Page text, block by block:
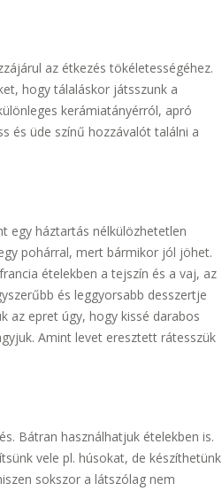
az étkezés tökéletességéhez.
hogy tálaláskor játsszunk a
kerámiatányérról, apró
és üde színű hozzávalót találni a
egy háztartás nélkülözhetetlen
pohárral, mert bármikor jól jöhet.
ételekben a tejszín és a vaj, az
és leggyorsabb desszertje
az epret úgy, hogy kissé darabos
Amint levet eresztett rátesszük
Bátran használhatjuk ételekben is.
vele pl. húsokat, de készíthetünk
sokszor a látszólag nem